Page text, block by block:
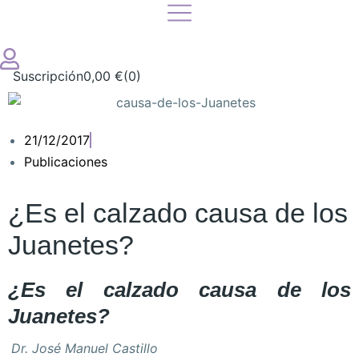
Suscripción0,00 €(0)
21/12/2017
Publicaciones
¿Es el calzado causa de los
Juanetes?
¿Es el calzado causa de los
Juanetes?
Dr. José Manuel Castillo